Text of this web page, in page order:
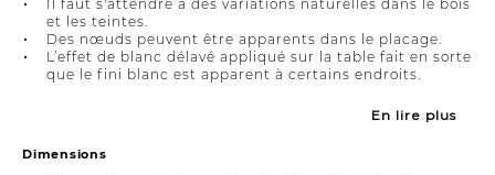
Il faut s'attendre à des variations naturelles dans le bois
et les teintes.
Des nœuds peuvent être apparents dans le placage.
L’effet de blanc délavé appliqué sur la table fait en sorte
que le fini blanc est apparent à certains endroits.
En lire plus
Dimensions